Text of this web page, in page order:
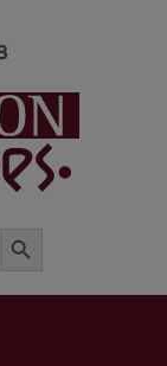
Search Button